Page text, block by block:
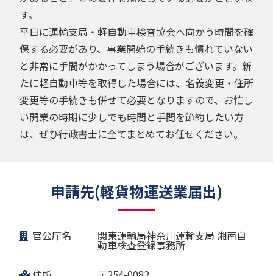
す。
平日に運輸支局・軽自動車検査協会へ向かう時間を確
保する必要があり、事業開始の手続きも慣れていない
と非常に手間がかかってしまう場合がございます。新
たに軽自動車等を取得した場合には、名義変更・住所
変更等の手続きも併せて必要となりますので、お忙し
い開業の時期に少しでも時間と手間を節約したい方
は、ぜひ行政書士に全てまとめてお任せください。
申請先(軽貨物運送業届出)
官公庁名 関東運輸局神奈川運輸支局 湘南自
動車検査登録事務所